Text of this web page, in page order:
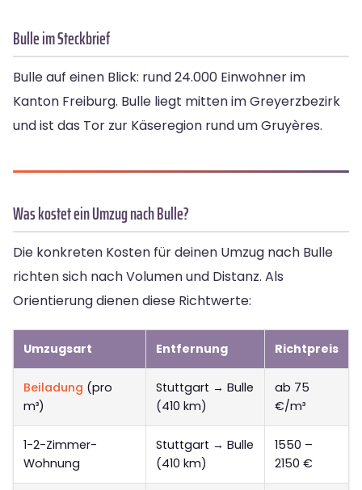
Bulle im Steckbrief
Bulle auf einen Blick: rund 24.000 Einwohner im
Kanton Freiburg. Bulle liegt mitten im Greyerzbezirk
und ist das Tor zur Käseregion rund um Gruyères.
Was kostet ein Umzug nach Bulle?
Die konkreten Kosten für deinen Umzug nach Bulle
richten sich nach Volumen und Distanz. Als
Orientierung dienen diese Richtwerte:
Umzugsart Entfernung Richtpreis
Beiladung (pro
m³)
Stuttgart → Bulle
(410 km)
ab 75
€/m³
1-2-Zimmer-
Wohnung
Stuttgart → Bulle
(410 km)
1550 –
2150 €